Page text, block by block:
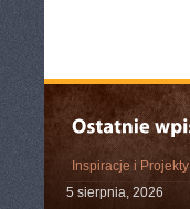
Inspiracje i Projekty
5 sierpnia, 2026